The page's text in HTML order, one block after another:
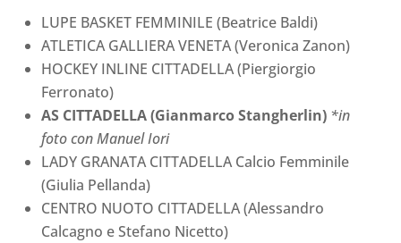
LUPE BASKET FEMMINILE (Beatrice Baldi)
ATLETICA GALLIERA VENETA (Veronica Zanon)
HOCKEY INLINE CITTADELLA (Piergiorgio
Ferronato)
AS CITTADELLA (Gianmarco Stangherlin) *in
foto con Manuel Iori
LADY GRANATA CITTADELLA Calcio Femminile
(Giulia Pellanda)
CENTRO NUOTO CITTADELLA (Alessandro
Calcagno e Stefano Nicetto)